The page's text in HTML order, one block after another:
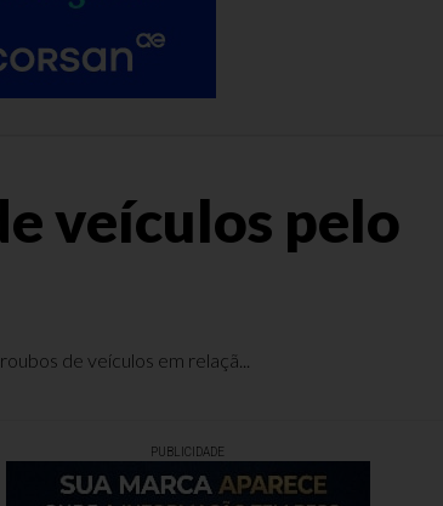
veículos pelo
de veículos em relaçã...
PUBLICIDADE